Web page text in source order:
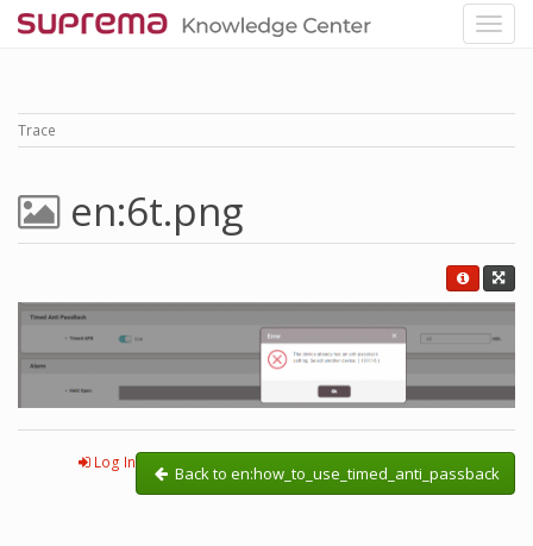
Trace
en:6t.png
Back to en:how_to_use_timed_anti_passback
Log In